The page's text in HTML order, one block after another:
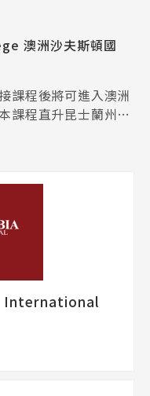
澳洲沙夫斯頓國
課程後將可進入澳洲
課程直升昆士蘭州公
International